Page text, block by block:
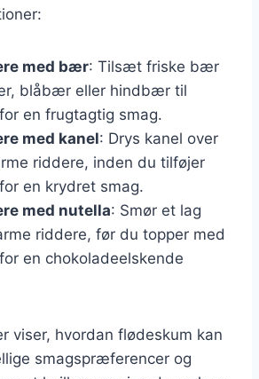
med bær: Tilsæt friske bær
blåbær eller hindbær til
en frugtagtig smag.
med kanel: Drys kanel over
riddere, inden du tilføjer
en krydret smag.
med nutella: Smør et lag
riddere, før du topper med
en chokoladeelskende
viser, hvordan flødeskum kan
smagspræferencer og